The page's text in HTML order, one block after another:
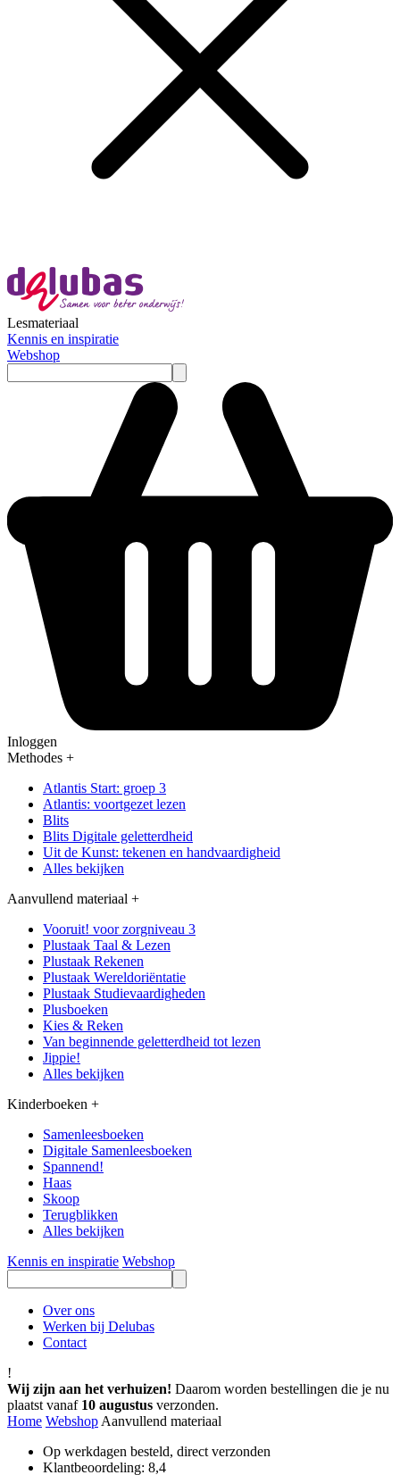
Lesmateriaal
Kennis en inspiratie
Webshop
Inloggen
Methodes +
Atlantis Start: groep 3
Atlantis: voortgezet lezen
Blits
Blits Digitale geletterdheid
Uit de Kunst: tekenen en handvaardigheid
Alles bekijken
Aanvullend materiaal +
Vooruit! voor zorgniveau 3
Plustaak Taal & Lezen
Plustaak Rekenen
Plustaak Wereldoriëntatie
Plustaak Studievaardigheden
Plusboeken
Kies & Reken
Van beginnende geletterdheid tot lezen
Jippie!
Alles bekijken
Kinderboeken +
Samenleesboeken
Digitale Samenleesboeken
Spannend!
Haas
Skoop
Terugblikken
Alles bekijken
Kennis en inspiratie Webshop
Over ons
Werken bij Delubas
Contact
!
Wij zijn aan het verhuizen! Daarom worden bestellingen die je nu
plaatst vanaf 10 augustus verzonden.
Home Webshop Aanvullend materiaal
Op werkdagen besteld, direct verzonden
Klantbeoordeling: 8,4